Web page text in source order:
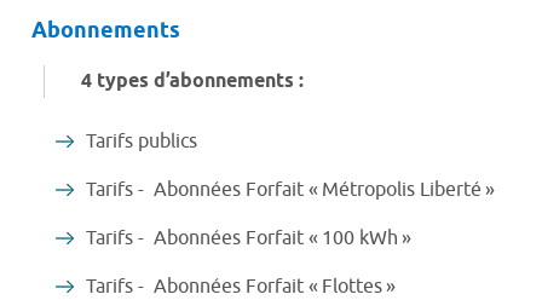
Abonnements
4 types d’abonnements :
Tarifs publics
Tarifs - Abonnées Forfait « Métropolis Liberté »
Tarifs - Abonnées Forfait « 100 kWh »
Tarifs - Abonnées Forfait « Flottes »